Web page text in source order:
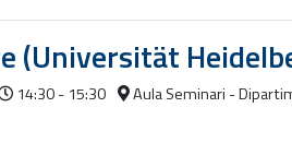
(Universität
14:30 - 15:30 Aula Seminari -